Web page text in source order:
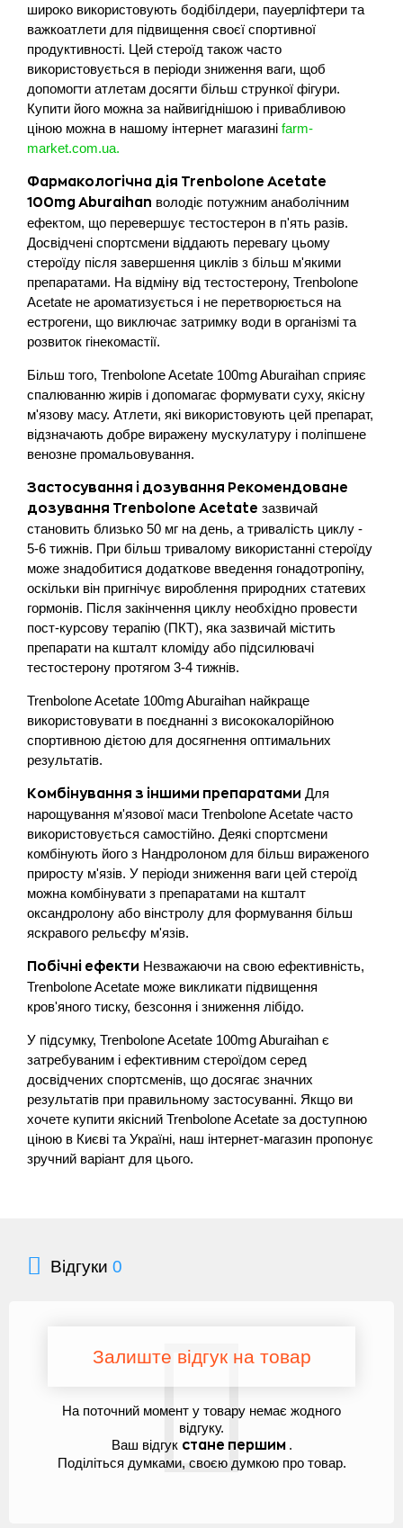
широко використовують бодібілдери, пауерліфтери та
важкоатлети для підвищення своєї спортивної
продуктивності. Цей стероїд також часто
використовується в періоди зниження ваги, щоб
допомогти атлетам досягти більш стрункої фігури.
Купити його можна за найвигіднішою і привабливою
ціною можна в нашому інтернет магазині farm-
market.com.ua.
Фармакологічна дія Trenbolone Acetate
100mg Aburaihan володіє потужним анаболічним
ефектом, що перевершує тестостерон в п'ять разів.
Досвідчені спортсмени віддають перевагу цьому
стероїду після завершення циклів з більш м'якими
препаратами. На відміну від тестостерону, Trenbolone
Acetate не ароматизується і не перетворюється на
естрогени, що виключає затримку води в організмі та
розвиток гінекомастії.
Більш того, Trenbolone Acetate 100mg Aburaihan сприяє
спалюванню жирів і допомагає формувати суху, якісну
м'язову масу. Атлети, які використовують цей препарат,
відзначають добре виражену мускулатуру і поліпшене
венозне промальовування.
Застосування і дозування Рекомендоване
дозування Trenbolone Acetate зазвичай
становить близько 50 мг на день, а тривалість циклу -
5-6 тижнів. При більш тривалому використанні стероїду
може знадобитися додаткове введення гонадотропіну,
оскільки він пригнічує вироблення природних статевих
гормонів. Після закінчення циклу необхідно провести
пост-курсову терапію (ПКТ), яка зазвичай містить
препарати на кшталт кломіду або підсилювачі
тестостерону протягом 3-4 тижнів.
Trenbolone Acetate 100mg Aburaihan найкраще
використовувати в поєднанні з висококалорійною
спортивною дієтою для досягнення оптимальних
результатів.
Комбінування з іншими препаратами Для
нарощування м'язової маси Trenbolone Acetate часто
використовується самостійно. Деякі спортсмени
комбінують його з Нандролоном для більш вираженого
приросту м'язів. У періоди зниження ваги цей стероїд
можна комбінувати з препаратами на кшталт
оксандролону або вінстролу для формування більш
яскравого рельєфу м'язів.
Побічні ефекти Незважаючи на свою ефективність,
Trenbolone Acetate може викликати підвищення
кров'яного тиску, безсоння і зниження лібідо.
У підсумку, Trenbolone Acetate 100mg Aburaihan є
затребуваним і ефективним стероїдом серед
досвідчених спортсменів, що досягає значних
результатів при правильному застосуванні. Якщо ви
хочете купити якісний Trenbolone Acetate за доступною
ціною в Києві та Україні, наш інтернет-магазин пропонує
зручний варіант для цього.
Відгуки 0
Залиште відгук на товар
На поточний момент у товару немає жодного
відгуку.
Ваш відгук стане першим .
Поділіться думками, своєю думкою про товар.